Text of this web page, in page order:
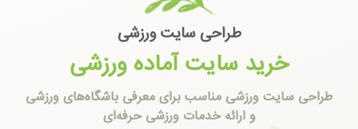
طراحی سایت ورزشی
خرید سایت آماده ورزشی
طراحی سایت ورزشی مناسب برای معرفی باشگاه‌های ورزشی
و ارائه خدمات ورزشی حرفه‌ای